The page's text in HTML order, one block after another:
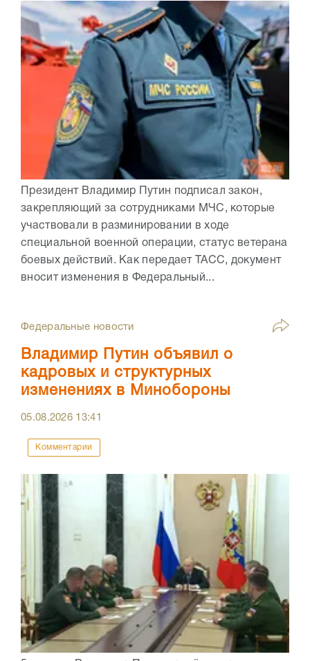
Президент Владимир Путин подписал закон,
закрепляющий за сотрудниками МЧС, которые
участвовали в разминировании в ходе
специальной военной операции, статус ветерана
боевых действий. Как передает ТАСС, документ
вносит изменения в Федеральный...
Федеральные новости
Владимир Путин объявил о
кадровых и структурных
изменениях в Минобороны
05.08.2026 13:41
Комментарии